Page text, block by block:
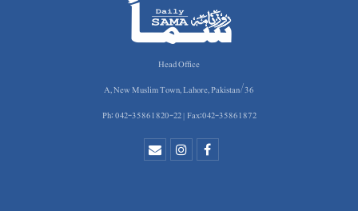
Head Office
36/A, New Muslim Town, Lahore, Pakistan
Ph: 042-35861820-22 | Fax:042-35861872